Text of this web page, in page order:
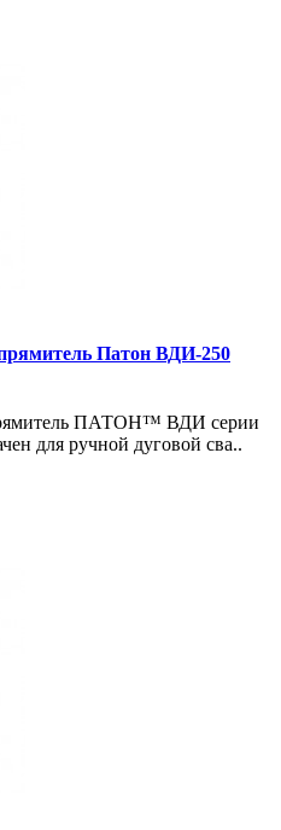
Патон ВДИ-250
ПАТОН™ ВДИ серии
для ручной дуговой сва..